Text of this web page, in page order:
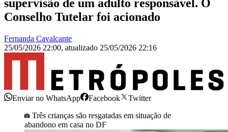
supervisão de um adulto responsável. O
Conselho Tutelar foi acionado
Fernanda Cavalcante
25/05/2026 22:00, atualizado 25/05/2026 22:16
Enviar no WhatsApp Facebook
Twitter
Três crianças são resgatadas em situação de
abandono em casa no DF